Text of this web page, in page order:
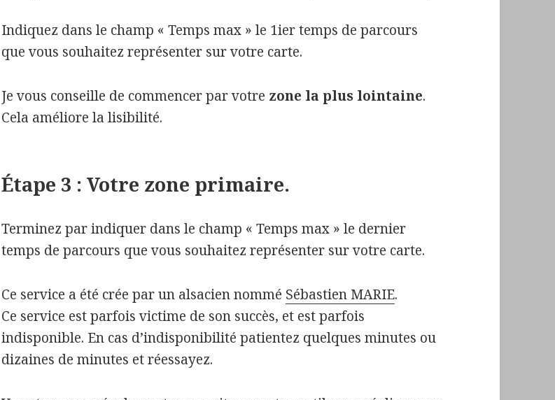
Indiquez dans le champ « Temps max » le 1ier temps de parcours
que vous souhaitez représenter sur votre carte.
Je vous conseille de commencer par votre zone la plus lointaine.
Cela améliore la lisibilité.
Étape 3 : Votre zone primaire.
Terminez par indiquer dans le champ « Temps max » le dernier
temps de parcours que vous souhaitez représenter sur votre carte.
Ce service a été crée par un alsacien nommé Sébastien MARIE.
Ce service est parfois victime de son succès, et est parfois
indisponible. En cas d’indisponibilité patientez quelques minutes ou
dizaines de minutes et réessayez.